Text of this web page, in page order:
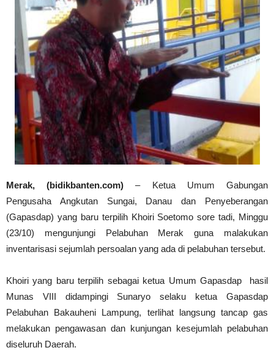
Merak, (bidikbanten.com) – Ketua Umum Gabungan
Pengusaha Angkutan Sungai, Danau dan Penyeberangan
(Gapasdap) yang baru terpilih Khoiri Soetomo sore tadi, Minggu
(23/10) mengunjungi Pelabuhan Merak guna malakukan
inventarisasi sejumlah persoalan yang ada di pelabuhan tersebut.
Khoiri yang baru terpilih sebagai ketua Umum Gapasdap hasil
Munas VIII didampingi Sunaryo selaku ketua Gapasdap
Pelabuhan Bakauheni Lampung, terlihat langsung tancap gas
melakukan pengawasan dan kunjungan kesejumlah pelabuhan
diseluruh Daerah.